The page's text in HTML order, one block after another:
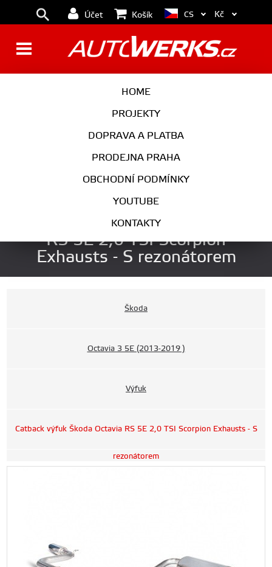
Účet Košík
HOME
PROJEKTY
DOPRAVA A PLATBA
PRODEJNA PRAHA
OBCHODNÍ PODMÍNKY
YOUTUBE
KONTAKTY
CS Kč
PODVOZEK
VÝFUK
INTERIÉR
AUTOKOSMETIKA
Catback výfuk Škoda Octavia
RS 5E 2,0 TSI Scorpion
Exhausts - S rezonátorem
Škoda
Octavia 3 5E (2013-2019 )
Výfuk
Catback výfuk Škoda Octavia RS 5E 2,0 TSI Scorpion Exhausts - S
rezonátorem